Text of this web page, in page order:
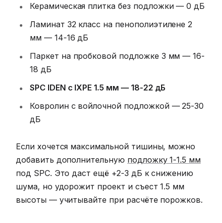
Керамическая плитка без подложки — 0 дБ
Ламинат 32 класс на пенополиэтилене 2
мм — 14-16 дБ
Паркет на пробковой подложке 3 мм — 16-
18 дБ
SPC IDEN с IXPE 1.5 мм — 18-22 дБ
Ковролин с войлочной подложкой — 25-30
дБ
Если хочется максимальной тишины, можно
добавить дополнительную подложку 1-1.5 мм
под SPC. Это даст ещё +2-3 дБ к снижению
шума, но удорожит проект и съест 1.5 мм
высоты — учитывайте при расчёте порожков.